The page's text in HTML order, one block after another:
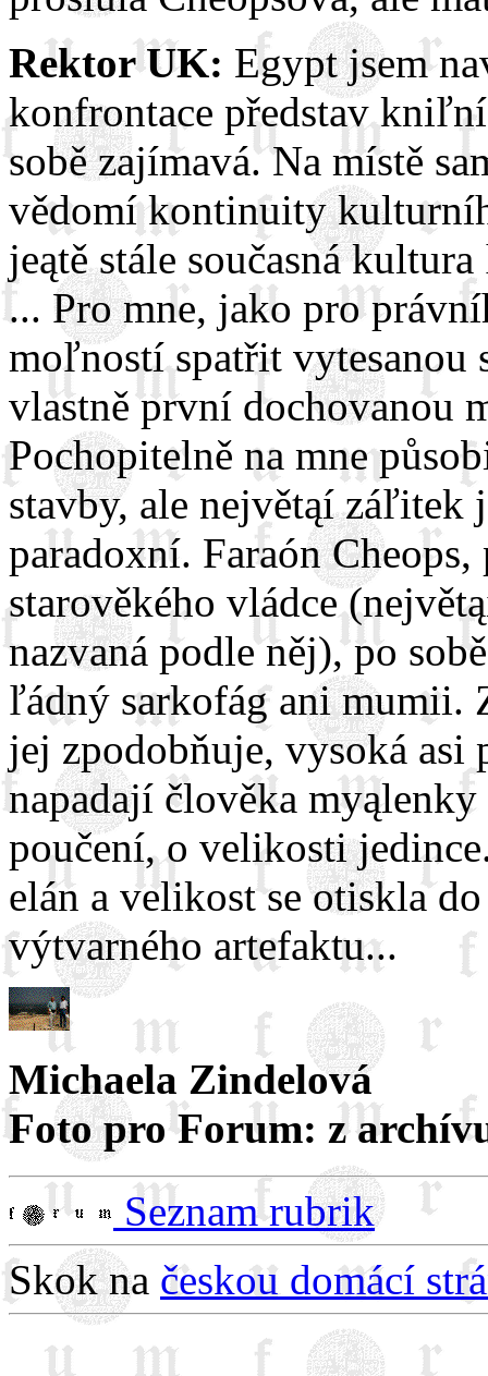
Rektor UK: Egypt jsem
konfrontace představ
sobě zajímavá. Na místě
vědomí kontinuity
jeątě stále současná
... Pro mne, jako pro
moľností spatřit vytesanou
vlastně první dochovanou
Pochopitelně na mne
stavby, ale největąí záľitek
paradoxní. Faraón
starověkého vládce
nazvaná podle něj), po
ľádný sarkofág ani mumii.
jej zpodobňuje, vysoká asi
napadají člověka
poučení, o velikosti
elán a velikost se otiskla
výtvarného artefaktu...
Michaela Zindelová
Foto pro Forum: z
Seznam rubrik
Skok na českou domácí